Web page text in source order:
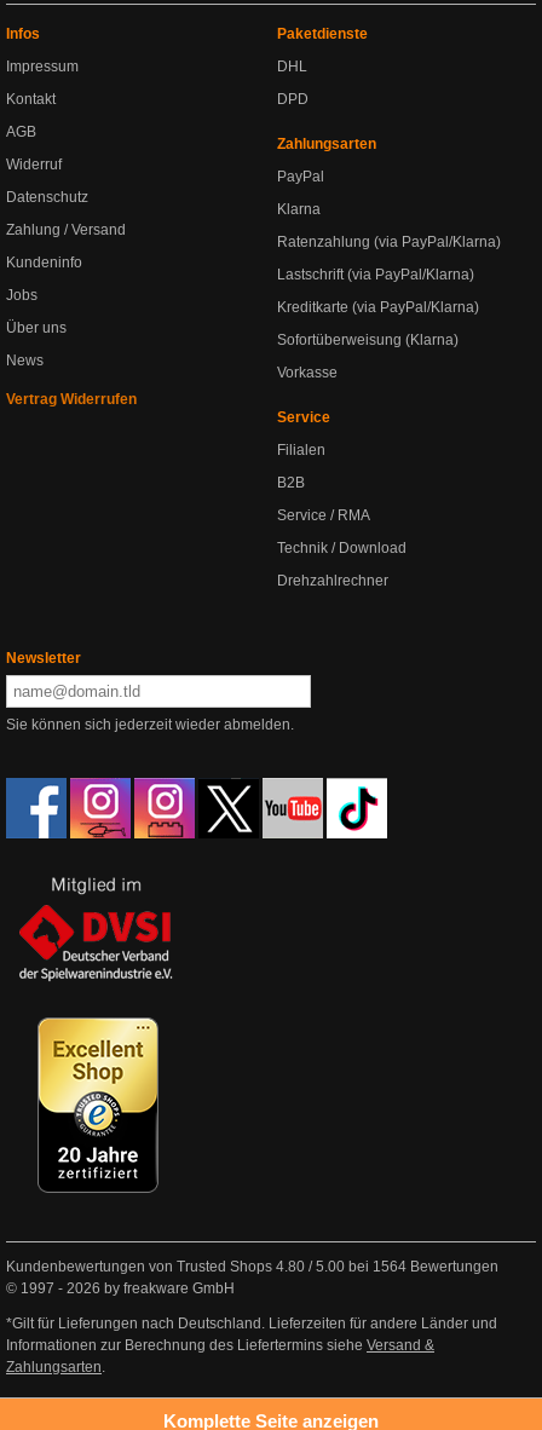
Infos
Impressum
Kontakt
AGB
Widerruf
Datenschutz
Zahlung / Versand
Kundeninfo
Jobs
Über uns
News
Vertrag Widerrufen
Paketdienste
DHL
DPD
Zahlungsarten
PayPal
Klarna
Ratenzahlung (via PayPal/Klarna)
Lastschrift (via PayPal/Klarna)
Kreditkarte (via PayPal/Klarna)
Sofortüberweisung (Klarna)
Vorkasse
Service
Filialen
B2B
Service / RMA
Technik / Download
Drehzahlrechner
Newsletter
Sie können sich jederzeit wieder abmelden.
Kundenbewertungen von Trusted Shops 4.80 /5.00 bei 1564 Bewertungen
© 1997 - 2026 by freakware GmbH
*Gilt für Lieferungen nach Deutschland. Lieferzeiten für andere Länder und
Informationen zur Berechnung des Liefertermins siehe Versand &
Zahlungsarten.
Komplette Seite anzeigen